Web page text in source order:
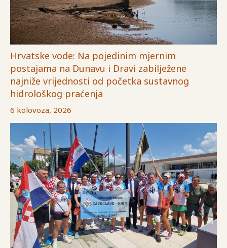
Hrvatske vode: Na pojedinim mjernim
postajama na Dunavu i Dravi zabilježene
najniže vrijednosti od početka sustavnog
hidrološkog praćenja
6 kolovoza, 2026